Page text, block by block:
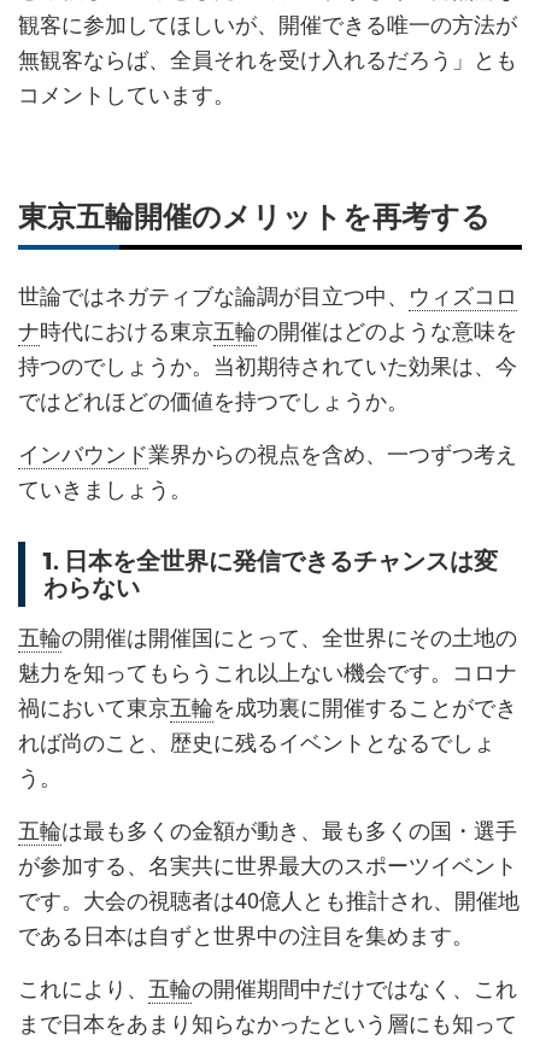
観客に参加してほしいが、開催できる唯一の方法が
無観客ならば、全員それを受け入れるだろう」とも
コメントしています。
東京五輪開催のメリットを再考する
世論ではネガティブな論調が目立つ中、 ウィズコロ
ナ時代における東京五輪の開催はどのような意味を
持つのでしょうか。当初期待されていた効果は、今
ではどれほどの価値を持つでしょうか。
インバウンド業界からの視点を含め、一つずつ考え
ていきましょう。
1. 日本を全世界に発信できるチャンスは変
わらない
五輪の開催は開催国にとって、全世界にその土地の
魅力を知ってもらうこれ以上ない機会です。コロナ
禍において東京五輪を成功裏に開催することができ
れば尚のこと、歴史に残るイベントとなるでしょ
う。
五輪は最も多くの金額が動き、最も多くの国・選手
が参加する、名実共に世界最大のスポーツイベント
です。大会の視聴者は40億人とも推計され、開催地
である日本は自ずと世界中の注目を集めます。
これにより、 五輪の開催期間中だけではなく、これ
まで日本をあまり知らなかったという層にも知って